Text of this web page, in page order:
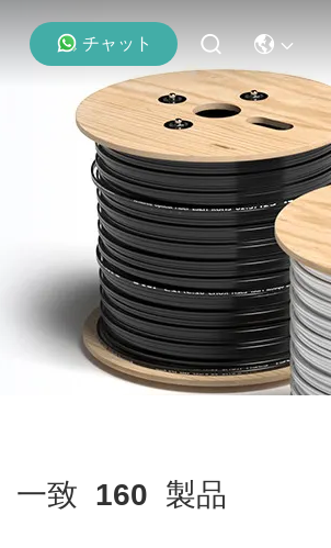
チャット
一致 160 製品